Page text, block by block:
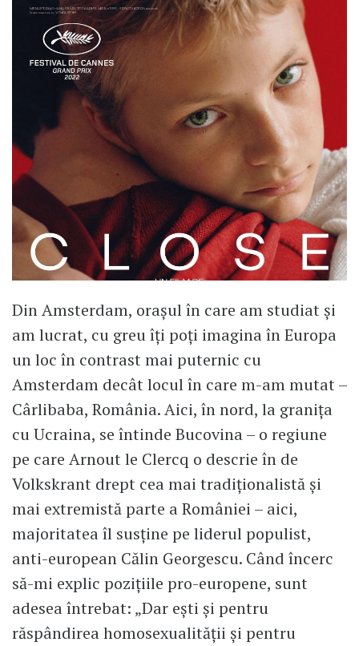
Din Amsterdam, orașul în care am studiat și
am lucrat, cu greu îți poți imagina în Europa
un loc în contrast mai puternic cu
Amsterdam decât locul în care m-am mutat –
Cârlibaba, România. Aici, în nord, la granița
cu Ucraina, se întinde Bucovina – o regiune
pe care Arnout le Clercq o descrie în de
Volkskrant drept cea mai tradiționalistă și
mai extremistă parte a României – aici,
majoritatea îl susține pe liderul populist,
anti-european Călin Georgescu. Când încerc
să-mi explic pozițiile pro-europene, sunt
adesea întrebat: „Dar ești și pentru
răspândirea homosexualității și pentru